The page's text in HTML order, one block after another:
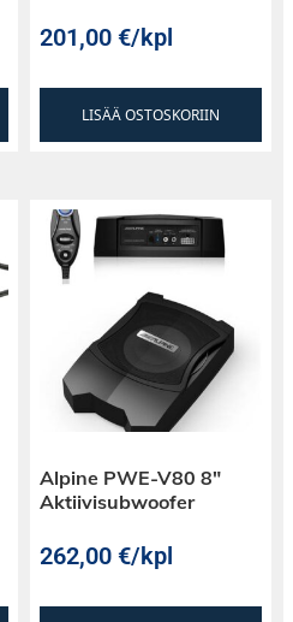
201,00€/kpl
LISÄÄ OSTOSKORIIN
Alpine PWE-V80 8″
Aktiivisubwoofer
262,00€/kpl